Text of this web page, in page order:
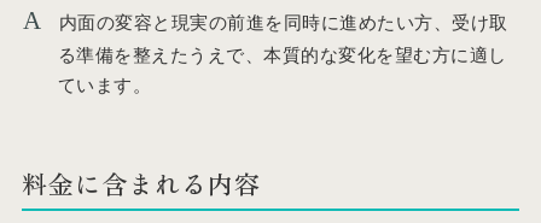
内面の変容と現実の前進を同時に進めたい方、受け取
る準備を整えたうえで、本質的な変化を望む方に適し
ています。
料金に含まれる内容